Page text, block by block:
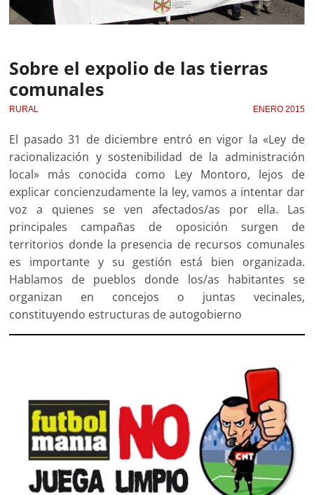
Sobre el expolio de las tierras
comunales
RURAL ENERO 2015
El pasado 31 de diciembre entró en vigor la «Ley de
racionalización y sostenibilidad de la administración
local» más conocida como Ley Montoro, lejos de
explicar concienzudamente la ley, vamos a intentar dar
voz a quienes se ven afectados/as por ella. Las
principales campañas de oposición surgen de
territorios donde la presencia de recursos comunales
es importante y su gestión está bien organizada.
Hablamos de pueblos donde los/as habitantes se
organizan en concejos o juntas vecinales,
constituyendo estructuras de autogobierno